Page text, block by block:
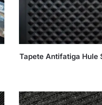
Tapete Antifatiga Hule